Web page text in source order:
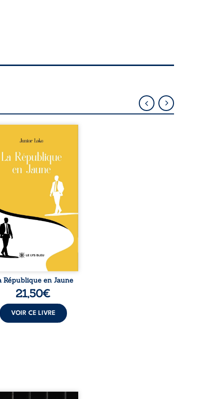
la naissance de
de races différentes
l’ordre établi :
est Noir et Junior est
bien que nés d’un
de Noirs. Très vite,
attire les médias
et transforme
blanc en une figure
sacrée, investie,
certains, d’une mission
Cependant, sous
couvert de ...
République en Jaune
21,50€
VOIR CE LIVRE